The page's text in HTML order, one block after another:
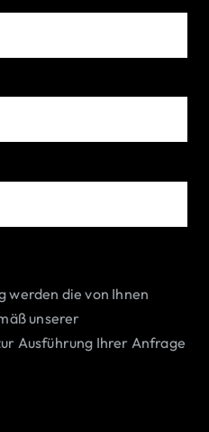
werden die von Ihnen
unserer
Ausführung Ihrer Anfrage